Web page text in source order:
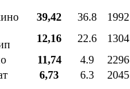
39,42 36.8 1992
12,16 22.6 1304
11,74 4.9 2296
6,73 6.3 2045